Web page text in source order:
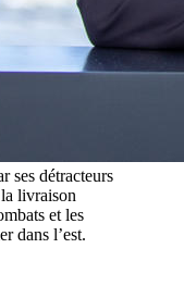
ses détracteurs
livraison
et les
dans l’est.